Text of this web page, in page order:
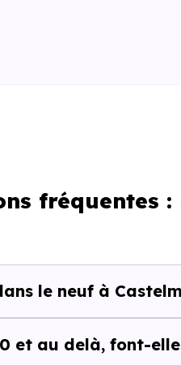
projet
un bien immobilier à
quartiers, les dynamiques
fréquentes
le neuf à
et au delà, font-